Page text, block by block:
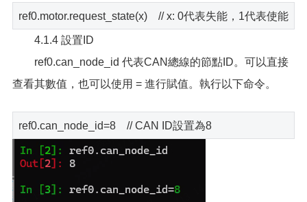
ref0.motor.request_state(x) // x: 0代表失能，1代表使能
4.1.4 設置ID
ref0.can_node_id 代表CAN總線的節點ID。可以直接
查看其數值，也可以使用 = 進行賦值。執行以下命令。
ref0.can_node_id=8 // CAN ID設置為8